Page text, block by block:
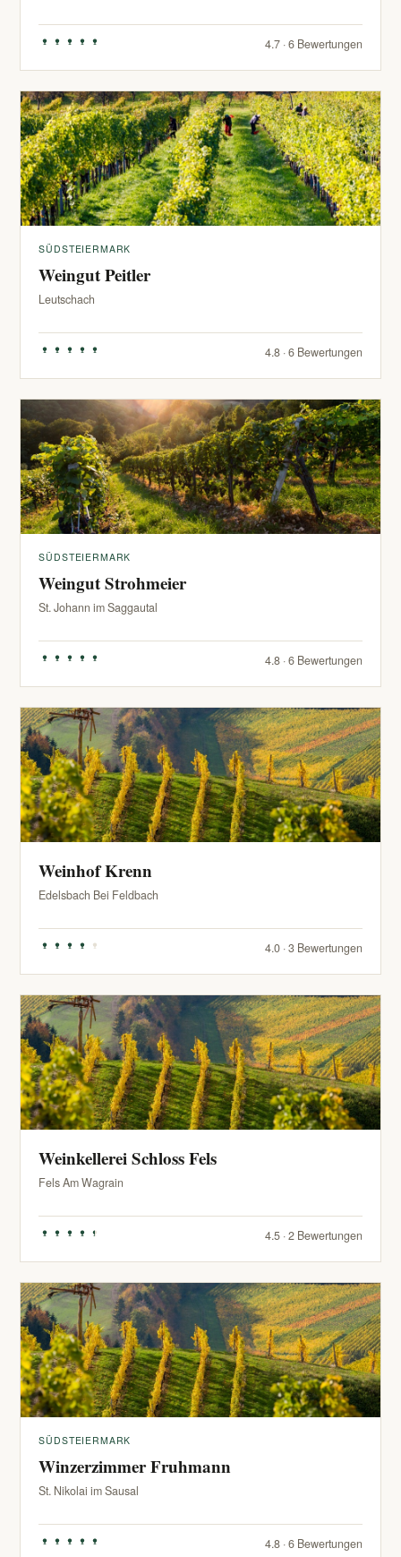
4.7 · 6 Bewertungen
SÜDSTEIERMARK
Weingut Peitler
Leutschach
4.8 · 6 Bewertungen
SÜDSTEIERMARK
Weingut Strohmeier
St. Johann im Saggautal
4.8 · 6 Bewertungen
Weinhof Krenn
Edelsbach Bei Feldbach
4.0 · 3 Bewertungen
Weinkellerei Schloss Fels
Fels Am Wagrain
4.5 · 2 Bewertungen
SÜDSTEIERMARK
Winzerzimmer Fruhmann
St. Nikolai im Sausal
4.8 · 6 Bewertungen